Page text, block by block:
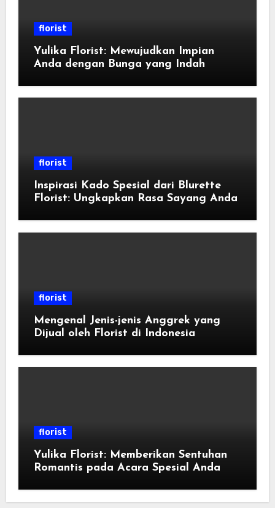
florist
Yulika Florist: Mewujudkan Impian
Anda dengan Bunga yang Indah
florist
Inspirasi Kado Spesial dari Blurette
Florist: Ungkapkan Rasa Sayang Anda
florist
Mengenal Jenis-jenis Anggrek yang
Dijual oleh Florist di Indonesia
florist
Yulika Florist: Memberikan Sentuhan
Romantis pada Acara Spesial Anda